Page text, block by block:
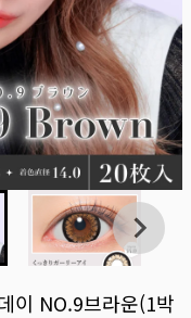
이 NO.9브라운(1박